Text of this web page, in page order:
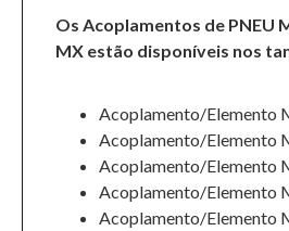
Os Acoplamentos de PNEU
MX estão disponíveis nos
Acoplamento/Elemento
Acoplamento/Elemento
Acoplamento/Elemento
Acoplamento/Elemento
Acoplamento/Elemento